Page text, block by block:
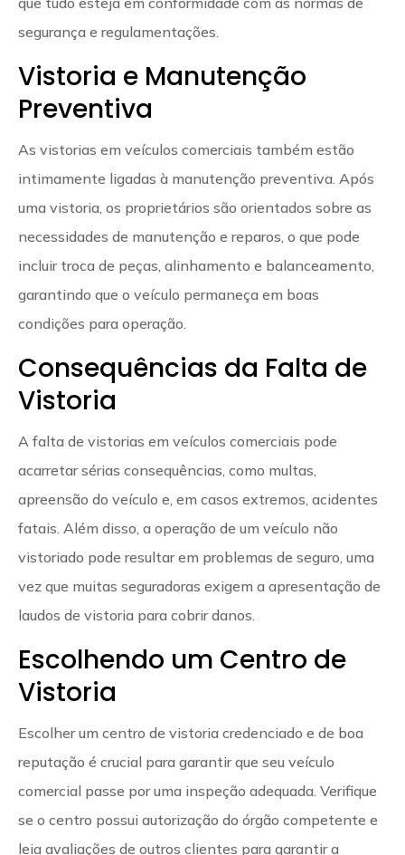
segurança e regulamentações.
Vistoria e Manutenção
Preventiva
As vistorias em veículos comerciais também estão
intimamente ligadas à manutenção preventiva. Após
uma vistoria, os proprietários são orientados sobre as
necessidades de manutenção e reparos, o que pode
incluir troca de peças, alinhamento e balanceamento,
garantindo que o veículo permaneça em boas
condições para operação.
Consequências da Falta de
Vistoria
A falta de vistorias em veículos comerciais pode
acarretar sérias consequências, como multas,
apreensão do veículo e, em casos extremos, acidentes
fatais. Além disso, a operação de um veículo não
vistoriado pode resultar em problemas de seguro, uma
vez que muitas seguradoras exigem a apresentação de
laudos de vistoria para cobrir danos.
Escolhendo um Centro de
Vistoria
Escolher um centro de vistoria credenciado e de boa
reputação é crucial para garantir que seu veículo
comercial passe por uma inspeção adequada. Verifique
se o centro possui autorização do órgão competente e
leia avaliações de outros clientes para garantir a